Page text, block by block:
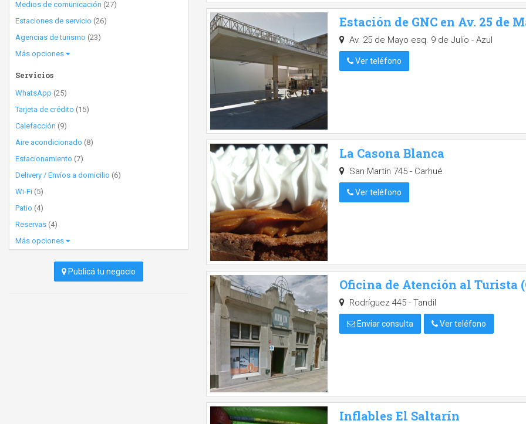
Medios de comunicación (27)
Estaciones de servicio (26)
Agencias de turismo (23)
Más opciones
Servicios
WhatsApp (25)
Tarjeta de crédito (15)
Calefacción (9)
Aire acondicionado (8)
Estacionamiento (7)
Delivery / Envíos a domicilio (6)
Wi-Fi (5)
Patio (4)
Reservas (4)
Más opciones
Publicá tu negocio
Estación de GNC en Av. 25 de
Av. 25 de Mayo esq. 9 de Julio - Azul
Ver teléfono
La Casona Blanca
San Martín 745 - Carhué
Ver teléfono
Oficina de Atención al Turista
Rodríguez 445 - Tandil
Enviar consulta Ver teléfono
Inflables El Saltarín